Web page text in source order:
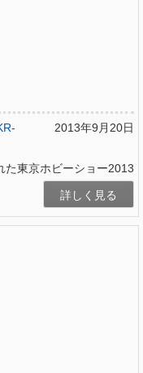
2013年9月20日
た東京ホビーショー2013
詳しく見る